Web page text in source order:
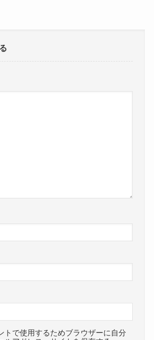
トで使用するためブラウザーに自分